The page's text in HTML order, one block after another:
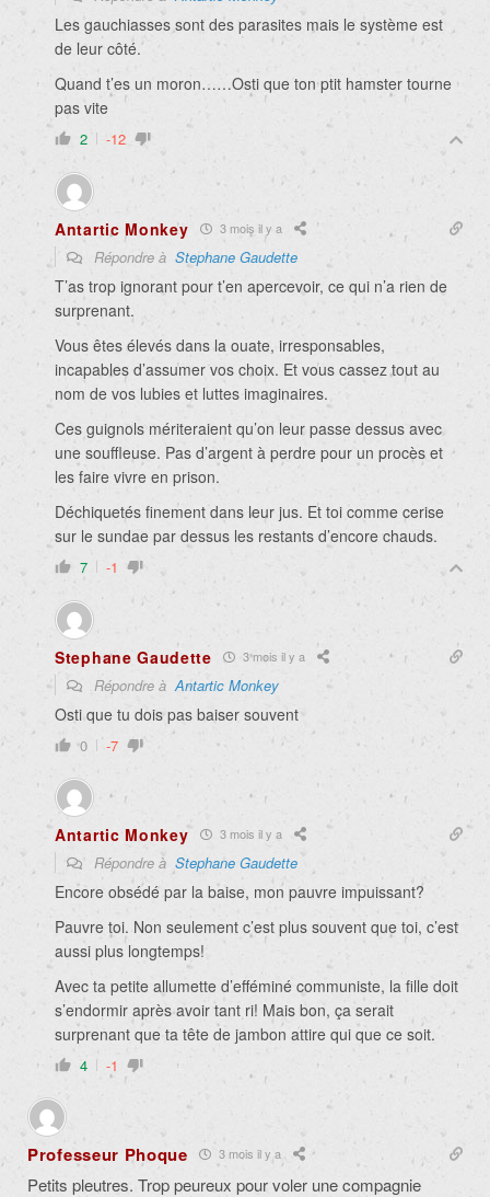
Les gauchiasses sont des parasites mais le système est
de leur côté.
Quand t’es un moron……Osti que ton ptit hamster tourne
pas vite
2 -12
Antartic Monkey 3 mois il y a
Répondre à Stephane Gaudette
T’as trop ignorant pour t’en apercevoir, ce qui n’a rien de
surprenant.
Vous êtes élevés dans la ouate, irresponsables,
incapables d’assumer vos choix. Et vous cassez tout au
nom de vos lubies et luttes imaginaires.
Ces guignols mériteraient qu’on leur passe dessus avec
une souffleuse. Pas d’argent à perdre pour un procès et
les faire vivre en prison.
Déchiquetés finement dans leur jus. Et toi comme cerise
sur le sundae par dessus les restants d’encore chauds.
7 -1
Stephane Gaudette 3 mois il y a
Répondre à Antartic Monkey
Osti que tu dois pas baiser souvent
0 -7
Antartic Monkey 3 mois il y a
Répondre à Stephane Gaudette
Encore obsédé par la baise, mon pauvre impuissant?
Pauvre toi. Non seulement c’est plus souvent que toi, c’est
aussi plus longtemps!
Avec ta petite allumette d’efféminé communiste, la fille doit
s’endormir après avoir tant ri! Mais bon, ça serait
surprenant que ta tête de jambon attire qui que ce soit.
4 -1
Professeur Phoque 3 mois il y a
Petits pleutres. Trop peureux pour voler une compagnie